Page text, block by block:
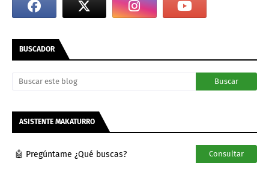
BUSCADOR
ASISTENTE MAKATURRO
🤖 Pregúntame ¿Qué buscas? Consultar